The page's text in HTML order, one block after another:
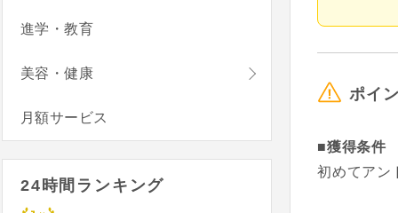
ポイ
■獲得条件
初めてアン
進学・教育
美容・健康
月額サービス
24時間ランキング